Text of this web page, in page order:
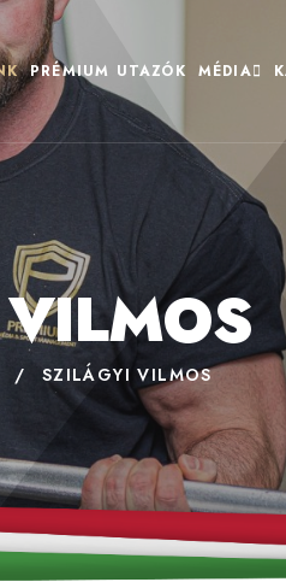
PRÉMIUM UTAZÓK MÉDIA
/ SZILÁGYI VILMOS